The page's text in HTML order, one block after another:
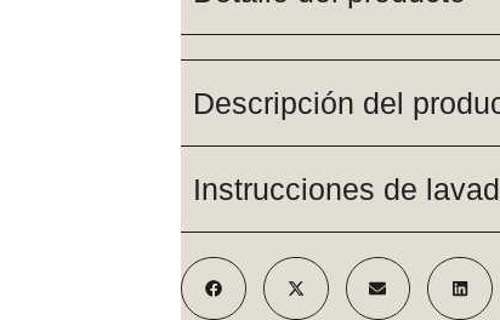
Descripción del
Instrucciones de